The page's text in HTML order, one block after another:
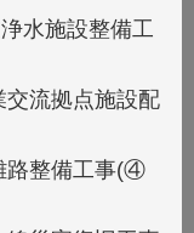
水施設整備工
流拠点施設配
路整備工事(④